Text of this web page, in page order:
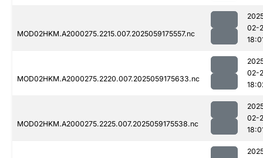
MOD02HKM.A2000275.2215.007.2025059175557.nc
02-
MOD02HKM.A2000275.2220.007.2025059175633.nc
02-
MOD02HKM.A2000275.2225.007.2025059175538.nc
02-